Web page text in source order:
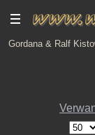
Gordana & Ralf